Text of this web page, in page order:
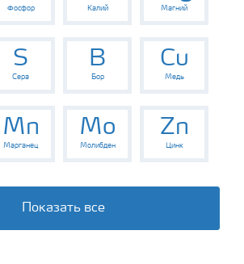
Фосфор Калий Магний
S
Сера
B
Бор
Cu
Медь
Mn
Марганец
Mo
Молибден
Zn
Цинк
Показать все